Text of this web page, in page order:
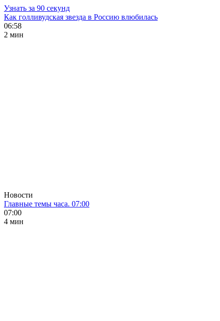
Узнать за 90 секунд
Как голливудская звезда в Россию влюбилась
06:58
2 мин
Новости
Главные темы часа. 07:00
07:00
4 мин